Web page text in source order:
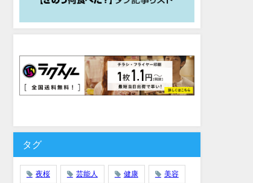
タグ
夜桜 芸能人 健康 美容